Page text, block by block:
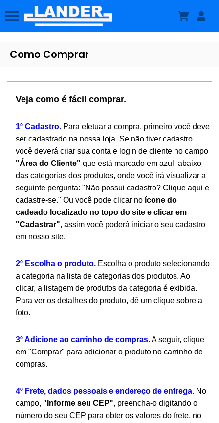
Como Comprar
Veja como é fácil comprar.
1º Cadastro. Para efetuar a compra, primeiro você deve
ser cadastrado na nossa loja. Se não tiver cadastro,
você deverá criar sua conta e login de cliente no campo
"Área do Cliente" que está marcado em azul, abaixo
das categorias dos produtos, onde você irá visualizar a
seguinte pergunta: "Não possui cadastro? Clique aqui e
cadastre-se." Ou você pode clicar no ícone do
cadeado localizado no topo do site e clicar em
"Cadastrar", assim você poderá iniciar o seu cadastro
em nosso site.
2º Escolha o produto. Escolha o produto selecionando
a categoria na lista de categorias dos produtos. Ao
clicar, a listagem de produtos da categoria é exibida.
Para ver os detalhes do produto, dê um clique sobre a
foto.
3º Adicione ao carrinho de compras.A seguir, clique
em "Comprar" para adicionar o produto no carrinho de
compras.
4º Frete, dados pessoais e endereço de entrega. No
campo, "Informe seu CEP", preencha-o digitando o
número do seu CEP para obter os valores do frete, no